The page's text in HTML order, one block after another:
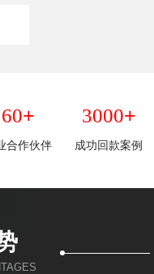
60+
合作伙伴
3000+
成功回款案例